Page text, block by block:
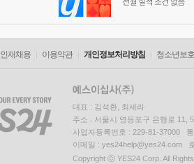
인재채용 이용약관 개인정보처리방침 청소년보
대표 : 김석환, 최세라
주소 : 서울시 영등포구 은행로 11,
사업자등록번호 : 229-81-37000
이메일 : yes24help@yes24.com
Copyright ⓒ YES24 Corp. All